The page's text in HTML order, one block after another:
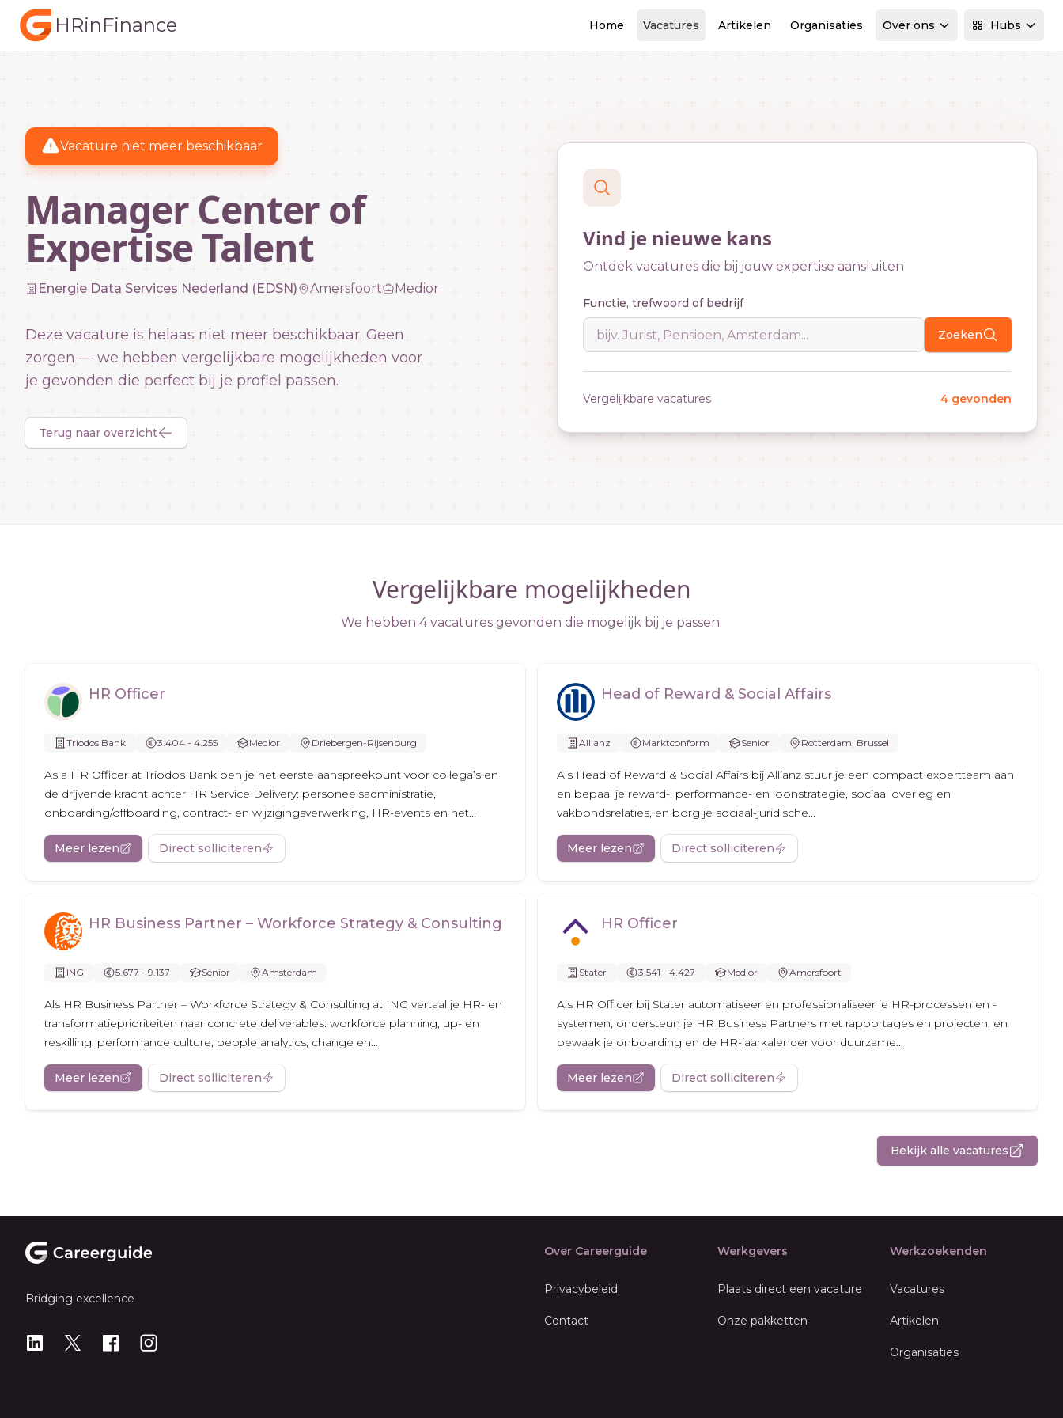
HRinFinance Home Vacatures Artikelen Organisaties Over ons Hubs
Vacature niet meer beschikbaar
Manager Center of
Expertise Talent
Energie Data Services Nederland (EDSN) Amersfoort Medior
Deze vacature is helaas niet meer beschikbaar. Geen
zorgen — we hebben vergelijkbare mogelijkheden voor
je gevonden die perfect bij je profiel passen.
Terug naar overzicht
Vind je nieuwe kans
Ontdek vacatures die bij jouw expertise aansluiten
Functie, trefwoord of bedrijf
Zoeken
Vergelijkbare vacatures 4 gevonden
Vergelijkbare mogelijkheden
We hebben 4 vacatures gevonden die mogelijk bij je passen.
HR Officer
Triodos Bank 3.404 - 4.255 Medior Driebergen-Rijsenburg
As a HR Officer at Triodos Bank ben je het eerste aanspreekpunt voor collega’s en
de drijvende kracht achter HR Service Delivery: personeelsadministratie,
onboarding/offboarding, contract- en wijzigingsverwerking, HR-events en het...
Meer lezen Direct solliciteren
Head of Reward & Social Affairs
Allianz Marktconform Senior Rotterdam, Brussel
Als Head of Reward & Social Affairs bij Allianz stuur je een compact expertteam aan
en bepaal je reward-, performance- en loonstrategie, sociaal overleg en
vakbondsrelaties, en borg je sociaal-juridische...
Meer lezen Direct solliciteren
HR Business Partner – Workforce Strategy & Consulting
ING 5.677 - 9.137 Senior Amsterdam
Als HR Business Partner – Workforce Strategy & Consulting at ING vertaal je HR- en
transformatieprioriteiten naar concrete deliverables: workforce planning, up- en
reskilling, performance culture, people analytics, change en...
Meer lezen Direct solliciteren
HR Officer
Stater 3.541 - 4.427 Medior Amersfoort
Als HR Officer bij Stater automatiseer en professionaliseer je HR-processen en -
systemen, ondersteun je HR Business Partners met rapportages en projecten, en
bewaak je onboarding en de HR-jaarkalender voor duurzame...
Meer lezen Direct solliciteren
Bekijk alle vacatures
Bridging excellence
LinkedIn
X Instagram
Over Careerguide
Privacybeleid
Contact
Werkgevers
Plaats direct een vacature
Onze pakketten
Werkzoekenden
Vacatures
Artikelen
Organisaties